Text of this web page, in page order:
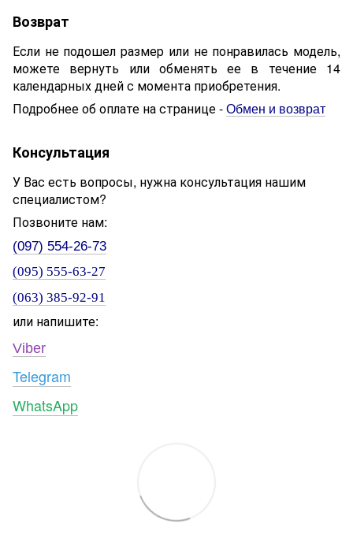
Возврат
Если не подошел размер или не понравилась модель,
можете вернуть или обменять ее в течение 14
календарных дней с момента приобретения.
Подробнее об оплате на странице - Обмен и возврат
Консультация
У Вас есть вопросы, нужна консультация нашим
специалистом?
Позвоните нам:
(097) 554-26-73
(095) 555-63-27
(063) 385-92-91
или напишите:
Viber
Telegram
WhatsApp